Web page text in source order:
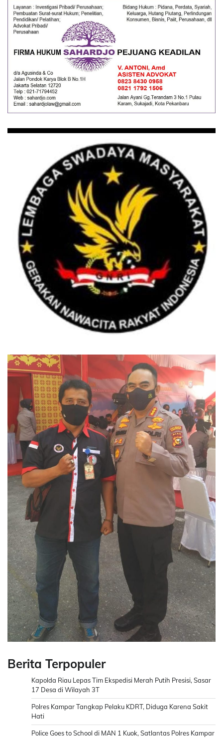
Berita Terpopuler
Kapolda Riau Lepas Tim Ekspedisi Merah Putih Presisi, Sasar
17 Desa di Wilayah 3T
Polres Kampar Tangkap Pelaku KDRT, Diduga Karena Sakit
Hati
Police Goes to School di MAN 1 Kuok, Satlantas Polres Kampar